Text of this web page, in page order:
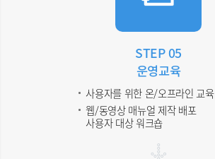
STEP 05
운영교육
사용자를 위한 온/오프라인 교육
웹/동영상 매뉴얼 제작 배포
사용자 대상 워크숍